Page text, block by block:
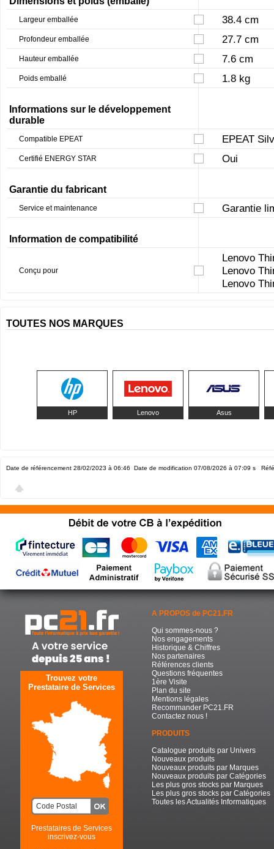
Largeur emballée 38.4 cm
Profondeur emballée 27.7 cm
Hauteur emballée 7.6 cm
Poids emballé 1.8 kg
Informations sur le développement
durable
Compatible EPEAT EPEAT
Certifié ENERGY STAR Oui
Garantie du fabricant
Service et maintenance Garantie
Information de compatibilité
Conçu pour
Lenovo
Lenovo
Lenovo
TOUTES NOS MARQUES
HP Lenovo Asus
Date de référencement 28/02/2023 à 06:46 Date de modification 07/08/2026 à 07:09 s
Trouvez votre
Prestataire de Services
Prestataires de Services
inscrivez-vous
A PROPOS de PC21.FR
Qui sommes-nous ?
Nos engagements
Historique & Chiffres
Nos partenaires
Références clients
Questions fréquentes
1ère Visite
Plan du site
Mentions légales
Recommander PC21.FR
Contactez nous !
PRODUITS
Catalogue produits par Univers
Nouveaux produits
Nouveaux produits par Marques
Nouveaux produits par Catégories
Les plus gros stocks par Marques
Les plus gros stocks par Catégories
Toutes les Actualités Informatiques